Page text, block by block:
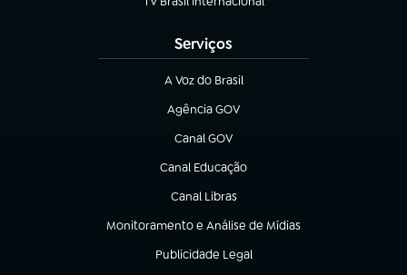
(abre em nova aba)
Serviços
A Voz do Brasil
(abre em nova aba)
Agência GOV
(abre em nova aba)
Canal GOV
(abre em nova aba)
Canal Educação
(abre em nova aba)
Canal Libras
(abre em nova aba)
Monitoramento e Análise de Mídias
(abre em nova aba)
Publicidade Legal
(abre em nova aba)